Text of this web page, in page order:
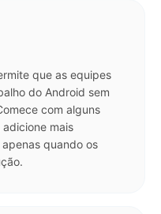
que as equipes
do Android sem
com alguns
mais
quando os